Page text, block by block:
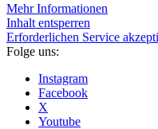
Mehr Informationen
Inhalt entsperren
Erforderlichen Service
Folge uns:
Instagram
Facebook
X
Youtube